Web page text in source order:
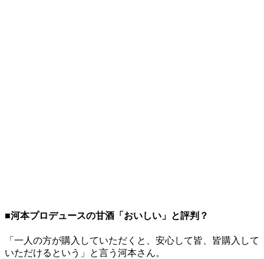
■河本プロデュースの甘酒「おいしい」と評判？
「一人の方が購入していただくと、安心して皆、皆購入して
いただけるという」と言う河本さん。